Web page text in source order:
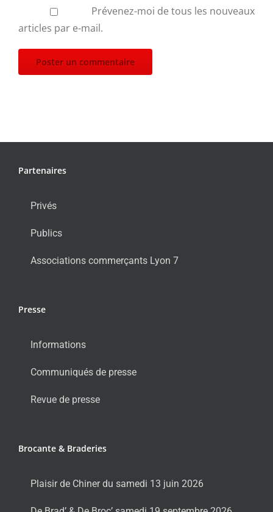
Prévenez-moi de tous les nouveaux
articles par e-mail.
Partenaires
Privés
Publics
Associations commerçants Lyon 7
Presse
Informations
Communiqués de presse
Revue de presse
Brocante & Braderies
Plaisir de Chiner du samedi 13 juin 2026